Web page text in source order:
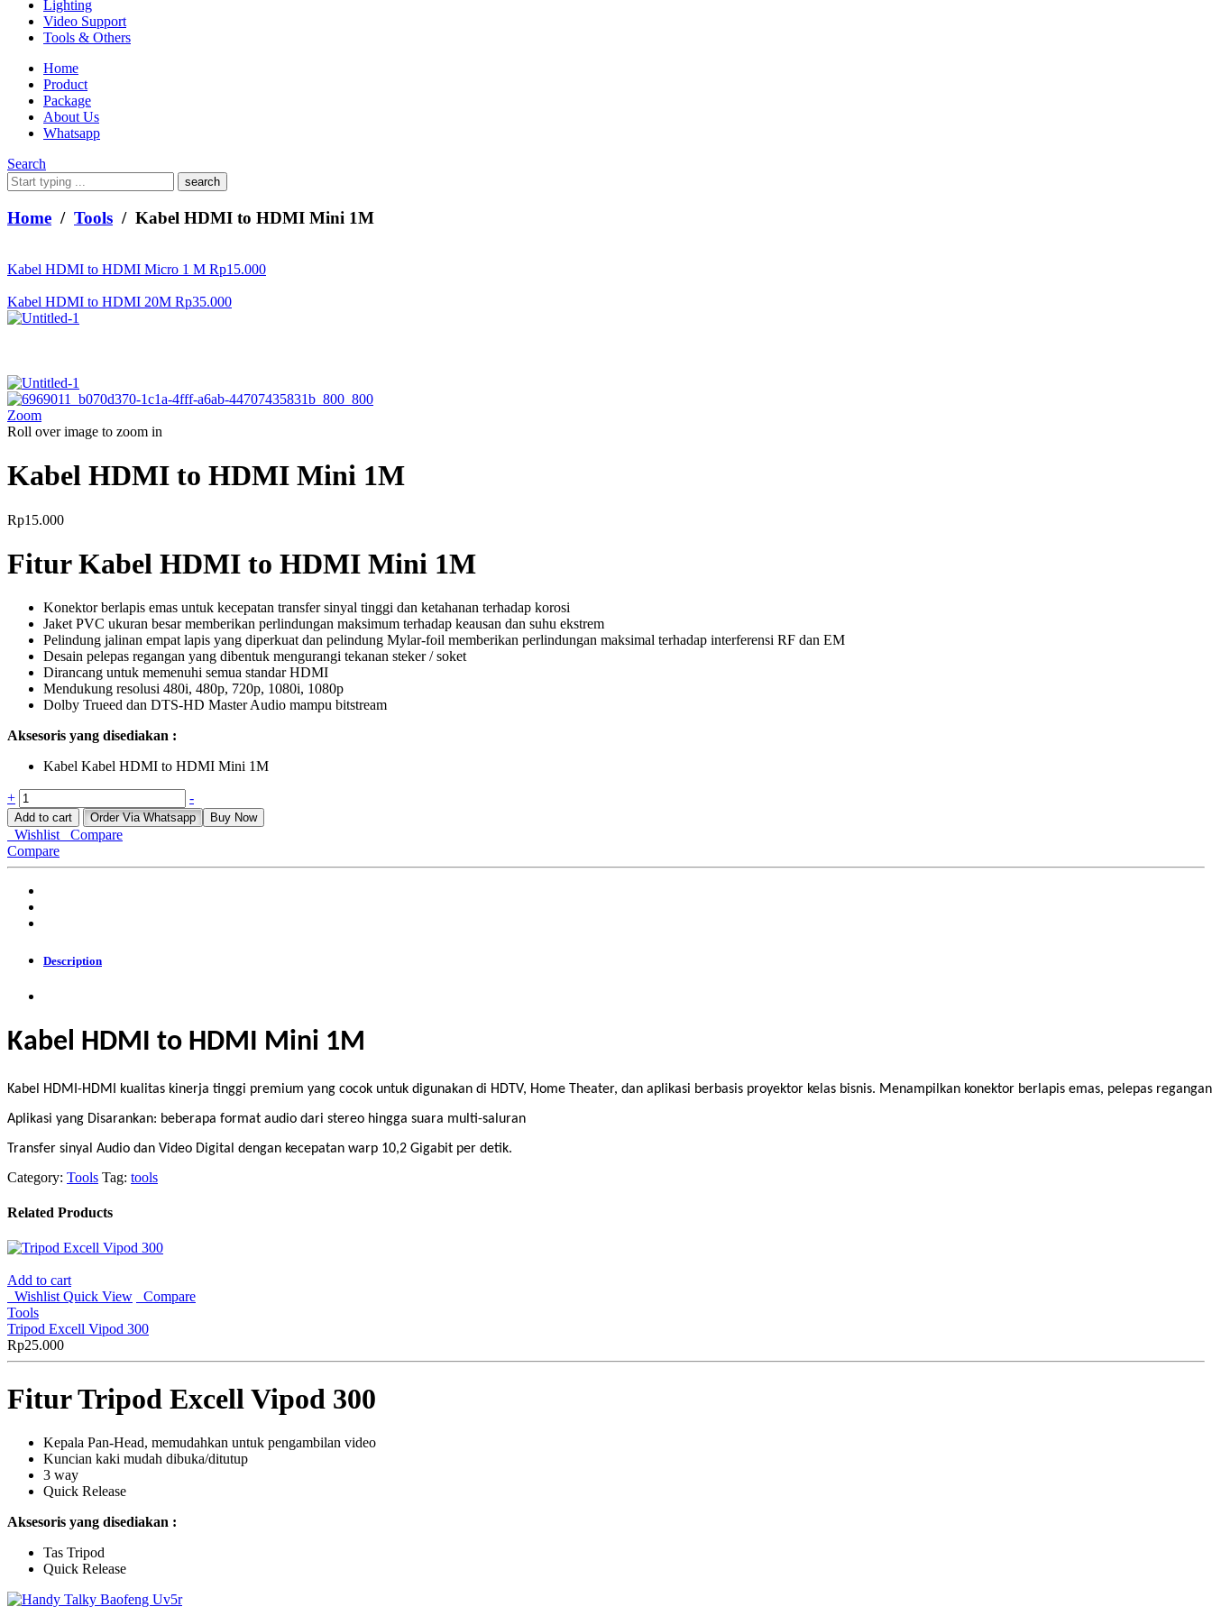
Lighting
Video Support
Tools & Others
Home
Product
Package
About Us
Whatsapp
Search
What
are
you
looking
Home / Tools / Kabel HDMI to HDMI Mini 1M
Kabel HDMI to HDMI Micro 1 M Rp15.000
Kabel HDMI to HDMI 20M Rp35.000
Zoom
Roll over image to zoom in
Kabel HDMI to HDMI Mini 1M
Rp15.000
Fitur Kabel HDMI to HDMI Mini 1M
Konektor berlapis emas untuk kecepatan transfer sinyal tinggi dan ketahanan terhadap korosi
Jaket PVC ukuran besar memberikan perlindungan maksimum terhadap keausan dan suhu ekstrem
Pelindung jalinan empat lapis yang diperkuat dan pelindung Mylar-foil memberikan perlindungan maksimal terhadap interferensi RF dan EM
Desain pelepas regangan yang dibentuk mengurangi tekanan steker / soket
Dirancang untuk memenuhi semua standar HDMI
Mendukung resolusi 480i, 480p, 720p, 1080i, 1080p
Dolby Trueed dan DTS-HD Master Audio mampu bitstream
Aksesoris yang disediakan :
Kabel Kabel HDMI to HDMI Mini 1M
Kabel
HDMI
to
HDMI
Mini
quantity
+ -
Add to cart Order Via Whatsapp Buy Now
Wishlist
Compare
Compare
Description
Kabel HDMI to HDMI Mini 1M
Kabel HDMI-HDMI kualitas kinerja tinggi premium yang cocok untuk digunakan di HDTV, Home Theater, dan aplikasi berbasis proyektor kelas bisnis. Menampilkan konektor berlapis emas, pelepas
Aplikasi yang Disarankan: beberapa format audio dari stereo hingga suara multi-saluran
Transfer sinyal Audio dan Video Digital dengan kecepatan warp 10,2 Gigabit per detik.
Category: Tools Tag: tools
Related Products
Add to cart
Wishlist Quick View
Compare
Tools
Tripod Excell Vipod 300
Rp25.000
Fitur Tripod Excell Vipod 300
Kepala Pan-Head, memudahkan untuk pengambilan video
Kuncian kaki mudah dibuka/ditutup
3 way
Quick Release
Aksesoris yang disediakan :
Tas Tripod
Quick Release